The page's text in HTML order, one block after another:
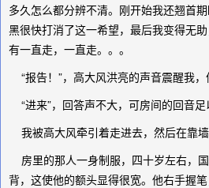
多久怎么都分辨不清。刚开始我还翘首
黑很快打消了这一希望，最后我变得无
有一直走，一直走。。。
“报告！”，高大风洪亮的声音震醒我，
“进来”，回答声不大，可房间的回音足
我被高大风牵引着走进去，然后在靠墙
房里的那人一身制服，四十岁左右，
背，这使他的额头显得很宽。他右手握